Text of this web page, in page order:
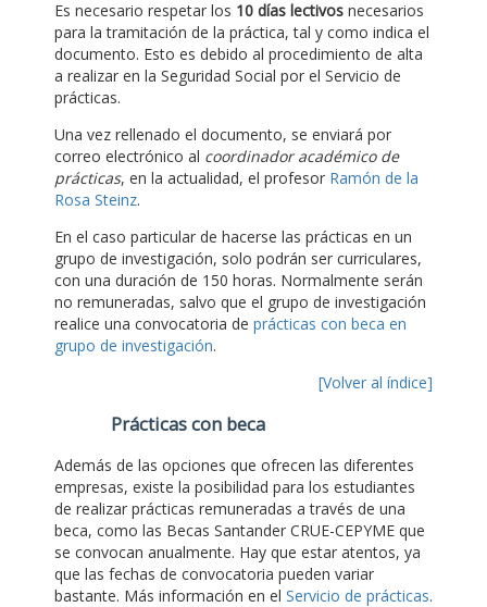
Es necesario respetar los 10 días lectivos necesarios
para la tramitación de la práctica, tal y como indica el
documento. Esto es debido al procedimiento de alta
a realizar en la Seguridad Social por el Servicio de
prácticas.
Una vez rellenado el documento, se enviará por
correo electrónico al coordinador académico de
prácticas, en la actualidad, el profesor Ramón de la
Rosa Steinz.
En el caso particular de hacerse las prácticas en un
grupo de investigación, solo podrán ser curriculares,
con una duración de 150 horas. Normalmente serán
no remuneradas, salvo que el grupo de investigación
realice una convocatoria de prácticas con beca en
grupo de investigación.
[Volver al índice]
Prácticas con beca
Además de las opciones que ofrecen las diferentes
empresas, existe la posibilidad para los estudiantes
de realizar prácticas remuneradas a través de una
beca, como las Becas Santander CRUE-CEPYME que
se convocan anualmente. Hay que estar atentos, ya
que las fechas de convocatoria pueden variar
bastante. Más información en el Servicio de prácticas.